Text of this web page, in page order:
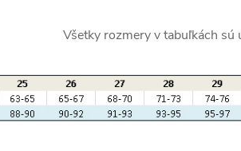
Všetky rozmery v tabuľkách sú